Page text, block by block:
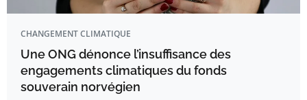
CHANGEMENT CLIMATIQUE
Une ONG dénonce l’insuffisance des
engagements climatiques du fonds
souverain norvégien